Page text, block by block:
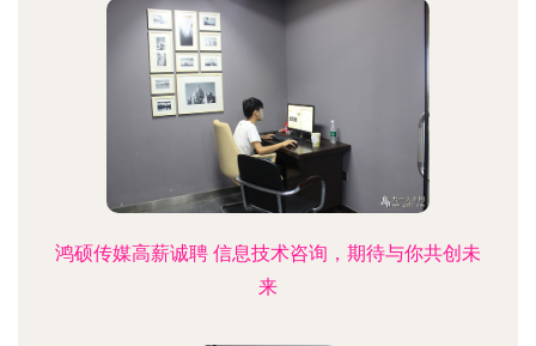
鸿硕传媒高薪诚聘 信息技术咨询，期待与你共创未
来